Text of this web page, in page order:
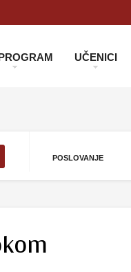
UČENICI
POSLOVANJE